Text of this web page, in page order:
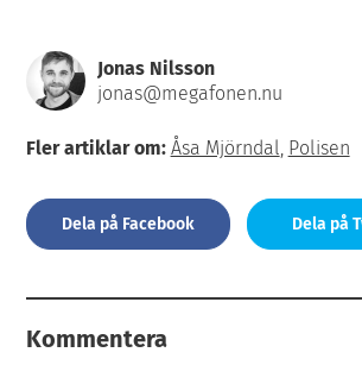
Jonas Nilsson
jonas@megafonen.nu
Fler artiklar om: Åsa Mjörndal, Polisen
Dela på Facebook Dela på
Kommentera